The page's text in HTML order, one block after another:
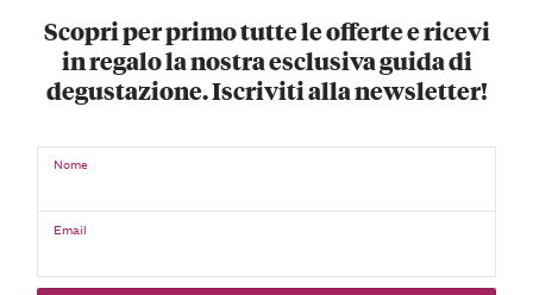
Scopri per primo tutte le offerte e ricevi
in regalo la nostra esclusiva guida di
degustazione. Iscriviti alla newsletter!
Nome
Email